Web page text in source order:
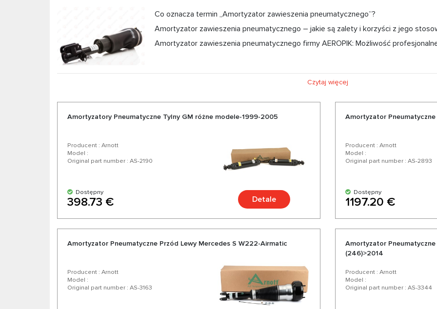
Co oznacza termin „Amortyzator zawieszenia pneumatycznego”?
Amortyzator zawieszenia pneumatycznego – jakie są zalety i korzyści z jego
Amortyzator zawieszenia pneumatycznego firmy AEROPIK: Możliwość
Czytaj więcej
Amortyzatory Pneumatyczne Tylny GM różne modele-1999-2005
Producent : Arnott
Model :
Original part number : AS-2190
Dostępny
398.73 € Detale
Amortyzator
Producent : Arnott
Model :
Original part number : AS-2893
Dostępny
1197.20 €
Amortyzator Pneumatyczne Przód Lewy Mercedes S W222-Airmatic
Producent : Arnott
Model :
Original part number : AS-3163
Amortyzator
(246)>2014
Producent : Arnott
Model :
Original part number : AS-3344